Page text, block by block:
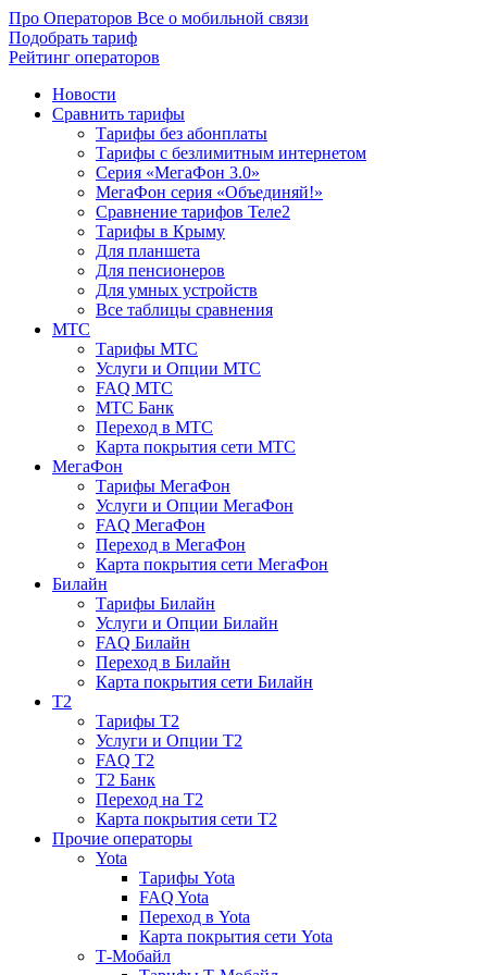
Про Операторов Все о мобильной связи
Подобрать тариф
Рейтинг операторов
Новости
Сравнить тарифы
Тарифы без абонплаты
Тарифы с безлимитным интернетом
Серия «МегаФон 3.0»
МегаФон серия «Объединяй!»
Сравнение тарифов Теле2
Тарифы в Крыму
Для планшета
Для пенсионеров
Для умных устройств
Все таблицы сравнения
МТС
Тарифы МТС
Услуги и Опции МТС
FAQ МТС
МТС Банк
Переход в МТС
Карта покрытия сети МТС
МегаФон
Тарифы МегаФон
Услуги и Опции МегаФон
FAQ МегаФон
Переход в МегаФон
Карта покрытия сети МегаФон
Билайн
Тарифы Билайн
Услуги и Опции Билайн
FAQ Билайн
Переход в Билайн
Карта покрытия сети Билайн
T2
Тарифы T2
Услуги и Опции T2
FAQ T2
T2 Банк
Переход на T2
Карта покрытия сети T2
Прочие операторы
Yota
Тарифы Yota
FAQ Yota
Переход в Yota
Карта покрытия сети Yota
Т-Мобайл